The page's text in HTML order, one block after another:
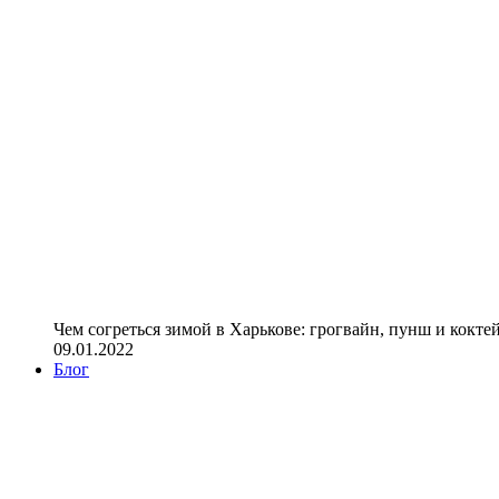
Чем согреться зимой в Харькове: грогвайн, пунш и
09.01.2022
Блог